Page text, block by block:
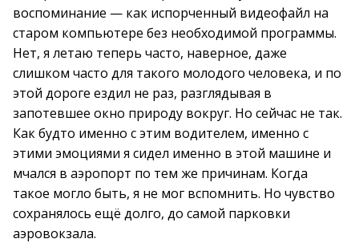
воспоминание — как испорченный видеофайл на
старом компьютере без необходимой программы.
Нет, я летаю теперь часто, наверное, даже
слишком часто для такого молодого человека, и по
этой дороге ездил не раз, разглядывая в
запотевшее окно природу вокруг. Но сейчас не так.
Как будто именно с этим водителем, именно с
этими эмоциями я сидел именно в этой машине и
мчался в аэропорт по тем же причинам. Когда
такое могло быть, я не мог вспомнить. Но чувство
сохранялось ещё долго, до самой парковки
аэровокзала.